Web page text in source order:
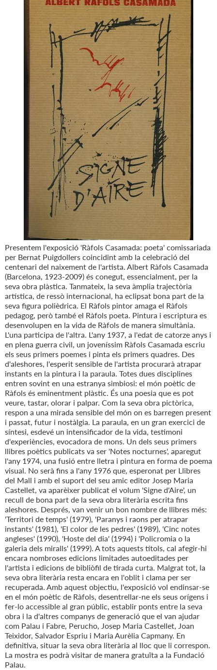
Presentem l'exposició 'Ràfols Casamada: poeta' comissariada
per Bernat Puigdollers coincidint amb la celebració del
centenari del naixement de l'artista. Albert Ràfols Casamada
(Barcelona, 1923-2009) és conegut, essencialment, per la
seva obra plàstica. Tanmateix, la seva àmplia trajectòria
artística, de ressò internacional, ha eclipsat bona part de la
seva figura polièdrica. El Ràfols pintor amaga el Ràfols
pedagog, però també el Ràfols poeta. Pintura i escriptura es
desenvolupen en la vida de Ràfols de manera simultània.
L'una participa de l'altra. L'any 1937, a l'edat de catorze anys i
en plena guerra civil, un joveníssim Ràfols Casamada escriu
els seus primers poemes i pinta els primers quadres. Des
d'aleshores, l'esperit sensible de l'artista procurarà atrapar
instants en la pintura i la paraula. Totes dues disciplines
entren sovint en una estranya simbiosi: el món poètic de
Ràfols és eminentment plàstic. És una poesia que es pot
veure, tastar, olorar i palpar. Com la seva obra pictòrica,
respon a una mirada sensible del món on es barregen present
i passat, futur i nostàlgia. La paraula, en un gran exercici de
síntesi, esdevé un intensificador de la vida, testimoni
d'experiències, evocadora de mons. Un dels seus primers
llibres poètics publicats va ser 'Notes nocturnes', aparegut
l'any 1974, una fusió entre lletra i pintura en forma de poema
visual. No serà fins a l'any 1976 que, esperonat per Llibres
del Mall i amb el suport del seu amic editor Josep Maria
Castellet, va aparèixer publicat el volum 'Signe d'Aire', un
recull de bona part de la seva obra literària escrita fins
aleshores. Després, van venir un bon nombre de llibres més:
'Territori de temps' (1979), 'Paranys i raons per atrapar
instants' (1981), 'El color de les pedres' (1989), 'Cinc notes
angleses' (1990), 'Hoste del dia' (1994) i 'Policromia o la
galeria dels miralls' (1999). A tots aquests títols, cal afegir-hi
encara nombroses edicions limitades autoeditades per
l'artista i edicions de bibliòfil de tirada curta. Malgrat tot, la
seva obra literària resta encara en l'oblit i clama per ser
recuperada. Amb aquest objectiu, l'exposició vol endinsar-se
en el món poètic de Ràfols, desentrellar-ne els seus orígens i
fer-lo accessible al gran públic, establir ponts entre la seva
obra i la d'altres companys de generació que el van ajudar
com Palau i Fabre, Perucho, Josep Maria Castellet, Joan
Teixidor, Salvador Espriu i Maria Aurèlia Capmany. En
definitiva, situar la seva obra literària al lloc que li correspon.
La mostra es podrà visitar de manera gratuïta a la Fundació
Palau.